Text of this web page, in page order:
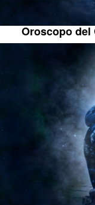
Oroscopo del